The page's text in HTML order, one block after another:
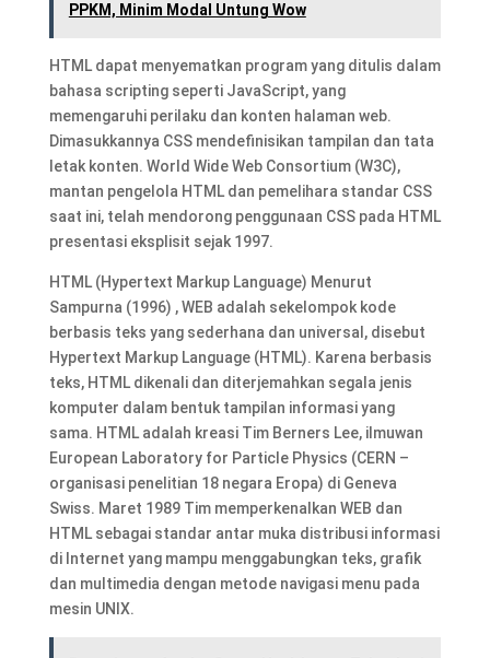
PPKM, Minim Modal Untung Wow
HTML dapat menyematkan program yang ditulis dalam
bahasa scripting seperti JavaScript, yang
memengaruhi perilaku dan konten halaman web.
Dimasukkannya CSS mendefinisikan tampilan dan tata
letak konten. World Wide Web Consortium (W3C),
mantan pengelola HTML dan pemelihara standar CSS
saat ini, telah mendorong penggunaan CSS pada HTML
presentasi eksplisit sejak 1997.
HTML (Hypertext Markup Language) Menurut
Sampurna (1996) , WEB adalah sekelompok kode
berbasis teks yang sederhana dan universal, disebut
Hypertext Markup Language (HTML). Karena berbasis
teks, HTML dikenali dan diterjemahkan segala jenis
komputer dalam bentuk tampilan informasi yang
sama. HTML adalah kreasi Tim Berners Lee, ilmuwan
European Laboratory for Particle Physics (CERN –
organisasi penelitian 18 negara Eropa) di Geneva
Swiss. Maret 1989 Tim memperkenalkan WEB dan
HTML sebagai standar antar muka distribusi informasi
di Internet yang mampu menggabungkan teks, grafik
dan multimedia dengan metode navigasi menu pada
mesin UNIX.